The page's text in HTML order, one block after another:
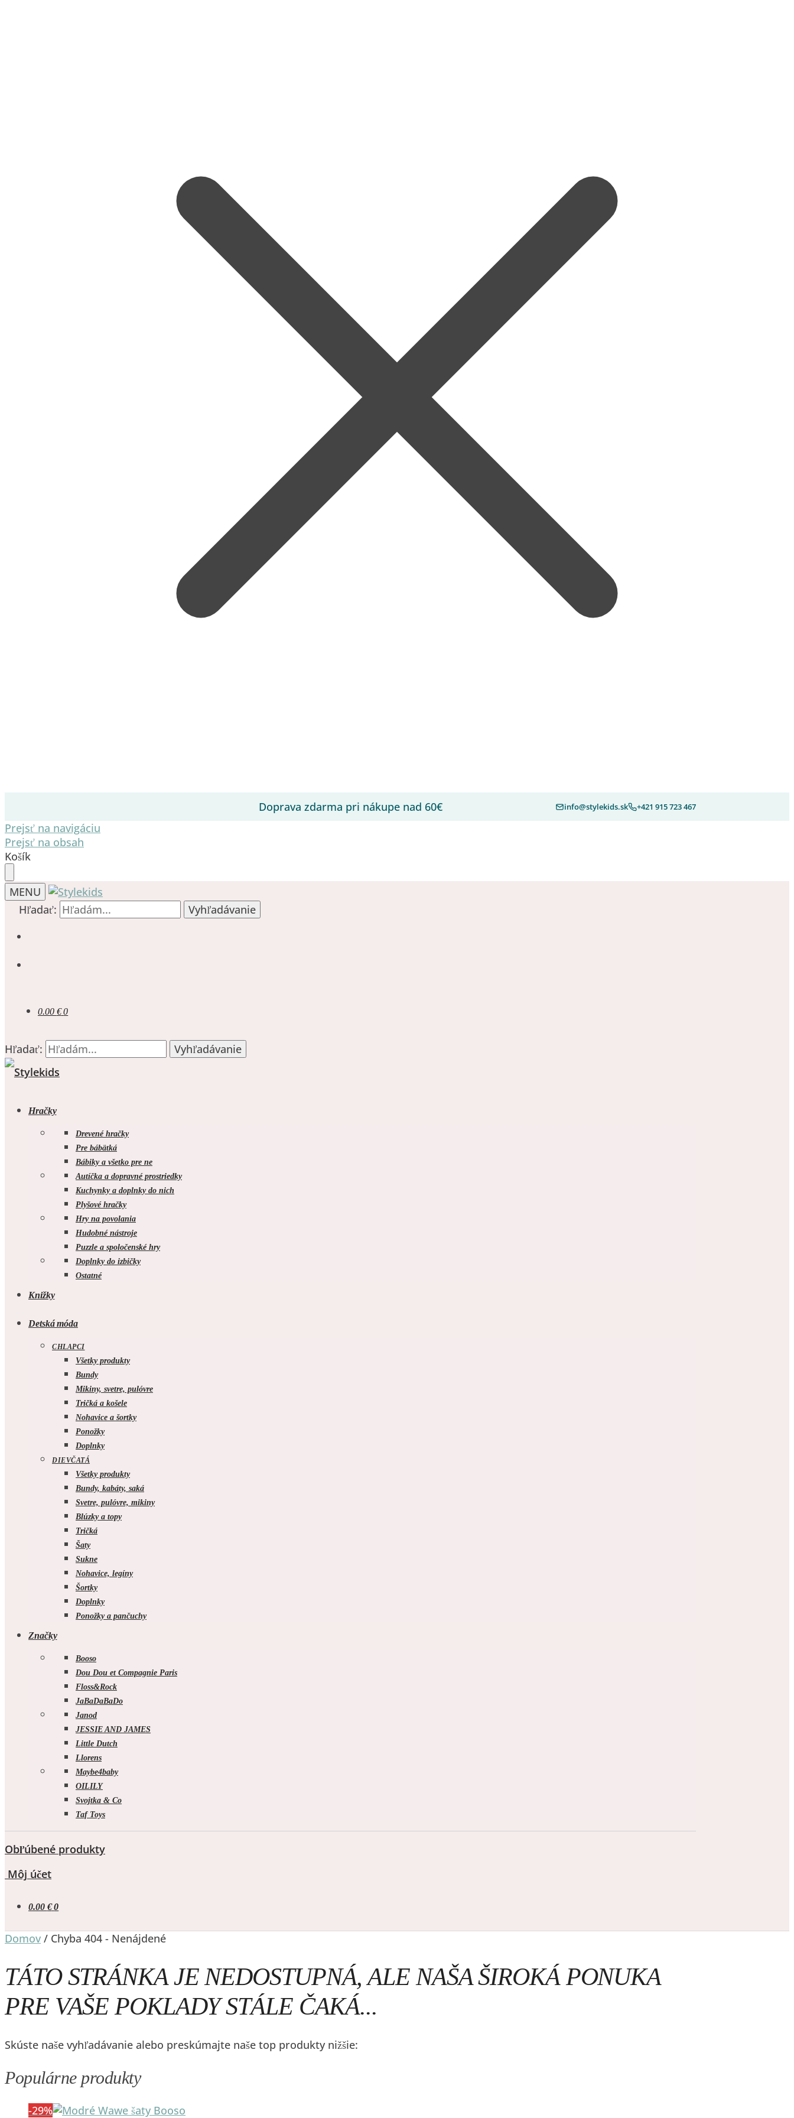
Prejsť na navigáciu
Prejsť na obsah
Košík
MENU
Hľadať:
Vyhľadávanie
0.00 € 0
Hľadať: Vyhľadávanie
Hračky
Drevené hračky
Pre bábätká
Bábiky a všetko pre ne
Autíčka a dopravné prostriedky
Kuchynky a doplnky do nich
Plyšové hračky
Hry na povolania
Hudobné nástroje
Puzzle a spoločenské hry
Doplnky do izbičky
Ostatné
Knižky
Detská móda
CHLAPCI
Všetky produkty
Bundy
Mikiny, svetre, pulóvre
Tričká a košele
Nohavice a šortky
Ponožky
Doplnky
DIEVČATÁ
Všetky produkty
Bundy, kabáty, saká
Svetre, pulóvre, mikiny
Blúzky a topy
Tričká
Šaty
Sukne
Nohavice, legíny
Šortky
Doplnky
Ponožky a pančuchy
Značky
Booso
Dou Dou et Compagnie Paris
Floss&Rock
JaBaDaBaDo
Janod
JESSIE AND JAMES
Little Dutch
Llorens
Maybe4baby
OILILY
Svojtka & Co
Taf Toys
Obľúbené produkty
Môj účet
0.00 € 0
Doprava zdarma pri nákupe nad 60€ info@stylekids.sk +421 915 723 467
Domov / Chyba 404 - Nenájdené
TÁTO STRÁNKA JE NEDOSTUPNÁ, ALE NAŠA ŠIROKÁ PONUKA
PRE VAŠE POKLADY STÁLE ČAKÁ...
Skúste naše vyhľadávanie alebo preskúmajte naše top produkty nižšie:
Populárne produkty
-29%